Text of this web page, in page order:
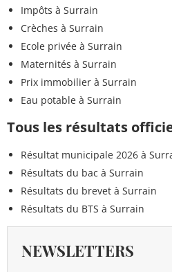
Impôts à Surrain
Crèches à Surrain
Ecole privée à Surrain
Maternités à Surrain
Prix immobilier à Surrain
Eau potable à Surrain
Tous les résultats
Résultat municipale 2026 à
Résultats du bac à Surrain
Résultats du brevet à Surrain
Résultats du BTS à Surrain
NEWSLETTERS